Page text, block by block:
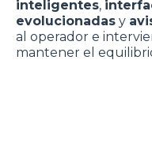
inteligentes,
evolucionadas y
al operador e
mantener el